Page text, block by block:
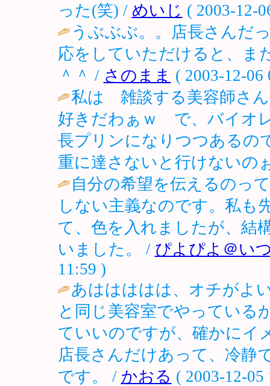
った(笑) / めいじ ( 2003-12-
うぶぶぶ。。店長さんだ
応をしていただけると、
＾＾ / さのまま ( 2003-12-06
私は 雑談する美容師さ
好きだわぁｗ で、バイオ
長プリンになりつつあるの
重に達さないと行けないの
自分の希望を伝えるのっ
しない主義なのです。私も
て、色を入れましたが、結
いました。 / ぴよぴよ＠い
11:59 )
あははははは、オチがよ
と同じ美容室でやっている
ていいのですが、確かにイ
店長さんだけあって、冷静
です。 / かおる ( 2003-12-05